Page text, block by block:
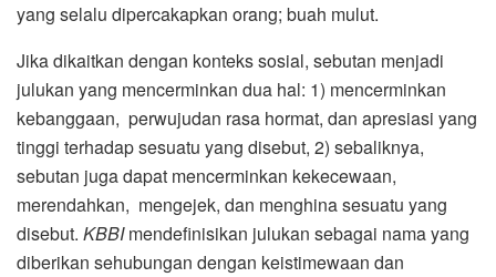
yang selalu dipercakapkan orang; buah mulut.
Jika dikaitkan dengan konteks sosial, sebutan menjadi
julukan yang mencerminkan dua hal: 1) mencerminkan
kebanggaan, perwujudan rasa hormat, dan apresiasi yang
tinggi terhadap sesuatu yang disebut, 2) sebaliknya,
sebutan juga dapat mencerminkan kekecewaan,
merendahkan, mengejek, dan menghina sesuatu yang
disebut. KBBImendefinisikan julukan sebagai nama yang
diberikan sehubungan dengan keistimewaan dan